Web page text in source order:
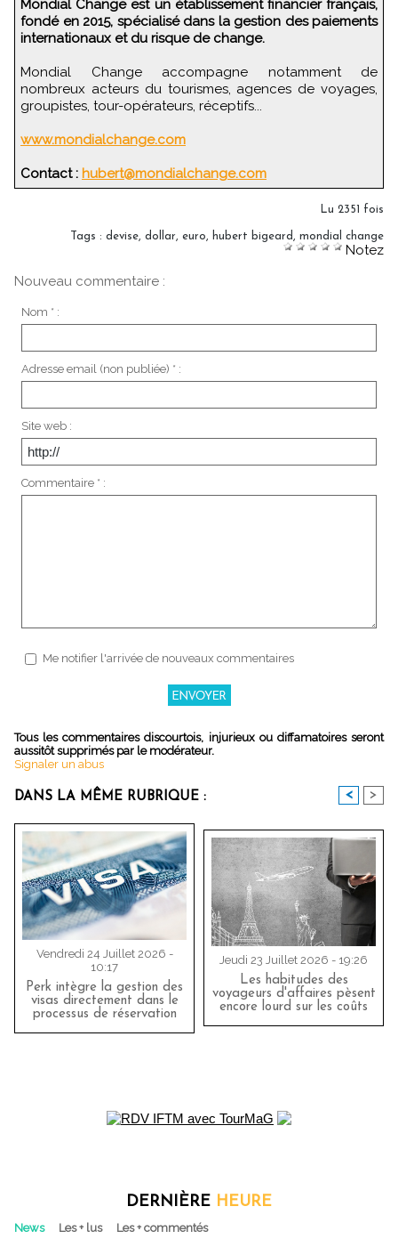
Mondial Change est un établissement financier français,
fondé en 2015, spécialisé dans la gestion des paiements
internationaux et du risque de change.
Mondial Change accompagne notamment de
nombreux acteurs du tourismes, agences de voyages,
groupistes, tour-opérateurs, réceptifs...
www.mondialchange.com
Contact : hubert@mondialchange.com
Lu 2351 fois
Tags : devise dollar euro hubert bigeard mondial change
Notez
Nouveau commentaire :
Nom * :
Adresse email (non publiée) * :
Site web :
Commentaire * :
Me notifier l'arrivée de nouveaux commentaires
Tous les commentaires discourtois, injurieux ou diffamatoires seront
aussitôt supprimés par le modérateur.
Signaler un abus
DANS LA MÊME RUBRIQUE : < >
Vendredi 24 Juillet 2026 -
10:17
Perk intègre la gestion des
visas directement dans le
processus de réservation
Jeudi 23 Juillet 2026 - 19:26
Les habitudes des
voyageurs d'affaires pèsent
encore lourd sur les coûts
DERNIÈRE HEURE
News Les + lus Les + commentés